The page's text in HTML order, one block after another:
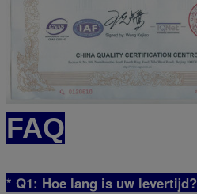
FAQ
* Q1: Hoe lang is uw levertijd?